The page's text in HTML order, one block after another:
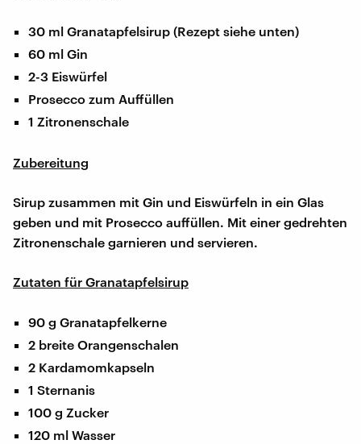
30 ml Granatapfelsirup (Rezept siehe unten)
60 ml Gin
2-3 Eiswürfel
Prosecco zum Auffüllen
1 Zitronenschale
Zubereitung
Sirup zusammen mit Gin und Eiswürfeln in ein Glas
geben und mit Prosecco auffüllen. Mit einer gedrehten
Zitronenschale garnieren und servieren.
Zutaten für Granatapfelsirup
90 g Granatapfelkerne
2 breite Orangenschalen
2 Kardamomkapseln
1 Sternanis
100 g Zucker
120 ml Wasser